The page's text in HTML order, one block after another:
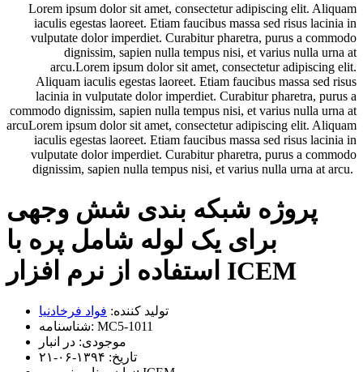
Lorem ipsum dolor sit amet, consectetur adipiscing elit. Aliquam
iaculis egestas laoreet. Etiam faucibus massa sed risus lacinia in
vulputate dolor imperdiet. Curabitur pharetra, purus a commodo
dignissim, sapien nulla tempus nisi, et varius nulla urna at
arcu.Lorem ipsum dolor sit amet, consectetur adipiscing elit.
Aliquam iaculis egestas laoreet. Etiam faucibus massa sed risus
lacinia in vulputate dolor imperdiet. Curabitur pharetra, purus a
commodo dignissim, sapien nulla tempus nisi, et varius nulla urna at
arcuLorem ipsum dolor sit amet, consectetur adipiscing elit. Aliquam
iaculis egestas laoreet. Etiam faucibus massa sed risus lacinia in
vulputate dolor imperdiet. Curabitur pharetra, purus a commodo
dignissim, sapien nulla tempus nisi, et varius nulla urna at arcu.
پروژه شبکه بندی شش وجهی
برای یک لوله شامل پره با
استفاده از نرم افزار ICEM
تولید کننده: فواد فرخادنیا
شناسنامه: MC5-1011
موجودی: در انبار
تاریخ: ۱۳۹۴-۰۶-۲۱